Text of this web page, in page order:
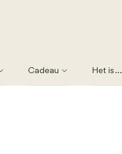
Cadeau Het is...